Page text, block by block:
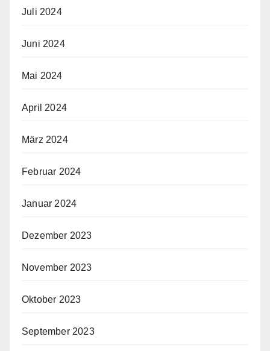
Juli 2024
Juni 2024
Mai 2024
April 2024
März 2024
Februar 2024
Januar 2024
Dezember 2023
November 2023
Oktober 2023
September 2023